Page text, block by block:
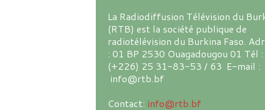
La Radiodiffusion Télévision du
(RTB) est la société publique de
radiotélévision du Burkina Faso.
: 01 BP 2530 Ouagadougou 01 Tél :
(+226) 25 31-83-53 / 63 E-mail :
info@rtb.bf
Contact: info@rtb.bf